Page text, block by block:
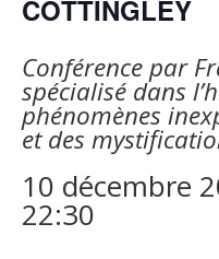
COTTINGLEY
Conférence par
spécialisé dans
phénomènes
et des
10 décembre
22:30